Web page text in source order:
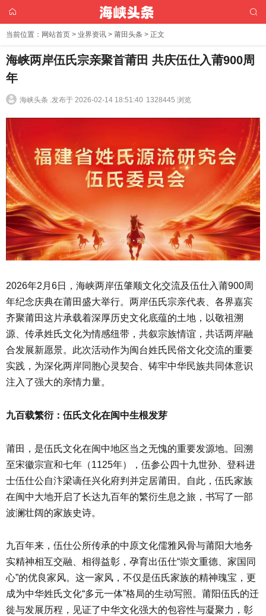
当前位置： 网站首页 > 业界资讯 > 莆田头条 > 正文
海峡两岸伍氏宗亲聚首莆田 共庆伍仕入莆900周
年
海峡头条 .发布于 2026-02-14 18:51:40 1328445 浏览
2026年2月6日，海峡两岸伍肇顺文化交流及伍仕入莆900周
年纪念庆典在莆田盛大举行。两岸伍氏宗亲代表、各界嘉宾
齐聚莆田这片承载着深厚历史文化底蕴的土地，以敬祖溯
源、传承姓氏文化为情感纽带，共叙宗族情谊，共话两岸融
合发展新愿景。此次活动作为闽台姓氏民俗文化交流的重要
实践，为深化两岸同胞心灵契合、铸牢中华民族共同体意识
注入了强大的亲情力量。
九百载繁衍：伍氏文化在闽中生根发芽
莆田，是伍氏文化在闽中地区当之无愧的重要发源地。回溯
至宋徽宗宣和七年（1125年），伍参公四十九世孙、登科进
士伍仕公自汴梁谪任兴化府判并定居莆田。自此，伍氏家族
在闽中大地开启了长达九百年的繁衍生息之旅，书写了一部
波澜壮阔的家族史诗。
九百年来，伍仕公所传承的中原文化儒雅风骨与莆阳大地务
实精神相互交融、相得益彰，孕育出伍仕“崇文重德、家国同
心”的优良家风。这一家风，不仅是伍氏家族的精神瑰宝，更
成为中华姓氏文化“多元一体”格局的生动写照。莆阳伍氏的迁
徙与发展历程，见证了中华文化强大的包容性与凝聚力，彰